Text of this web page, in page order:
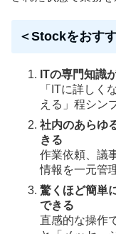
＜Stockをおす
ITの専門知識
「ITに詳しく
える」程シン
社内のあらゆ
きる
作業依頼、議
情報を一元管
驚くほど簡単
できる
直感的な操作